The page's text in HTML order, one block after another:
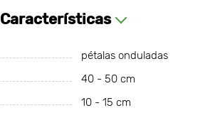
Características
pétalas onduladas
40 - 50 cm
10 - 15 cm